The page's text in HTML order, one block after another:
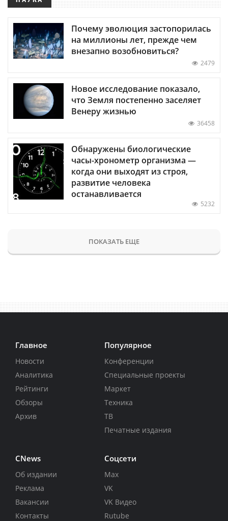
Почему эволюция застопорилась
на миллионы лет, прежде чем
внезапно возобновиться?
2479
Новое исследование показало,
что Земля постепенно заселяет
Венеру жизнью
36458
Обнаружены биологические
часы-хронометр организма —
когда они выходят из строя,
развитие человека
останавливается
5232
ПОКАЗАТЬ ЕЩЕ
Главное
Новости
Аналитика
Рейтинги
Обзоры
Архив
Популярное
Конференции
Специальные проекты
Маркет
Техника
ТВ
Печатные издания
CNews
Об издании
Реклама
Вакансии
Контакты
Соцсети
Max
VK
VK Видео
Rutube